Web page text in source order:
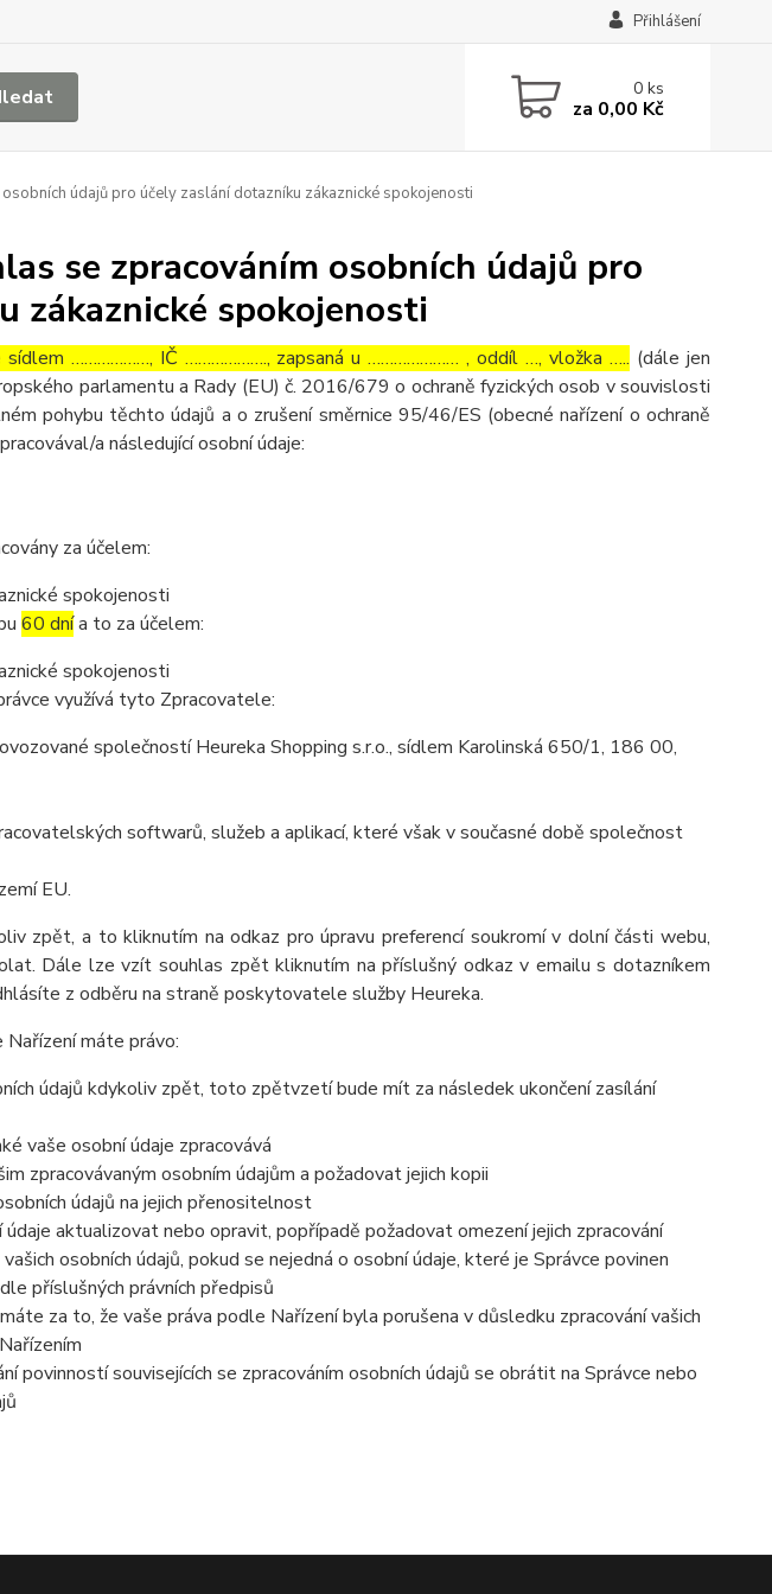
Přihlášení
0ks
za 0,00 Kč
osobních údajů pro účely zaslání dotazníku zákaznické spokojenosti
se zpracováním osobních údajů pro
zákaznické spokojenosti
sídlem ………………, IČ ………………., zapsaná u ………………… , oddíl …, vložka ….. (dále jen
parlamentu a Rady (EU) č. 2016/679 o ochraně fyzických osob v souvislosti
pohybu těchto údajů a o zrušení směrnice 95/46/ES (obecné nařízení o ochraně
a následující osobní údaje:
za účelem:
spokojenosti
60 dnía to za účelem:
spokojenosti
využívá tyto Zpracovatele:
společností Heureka Shopping s.r.o., sídlem Karolinská 650/1, 186 00,
softwarů, služeb a aplikací, které však v současné době společnost
EU.
zpět, a to kliknutím na odkaz pro úpravu preferencí soukromí v dolní části webu,
Dále lze vzít souhlas zpět kliknutím na příslušný odkaz v emailu s dotazníkem
z odběru na straně poskytovatele služby Heureka.
máte právo:
údajů kdykoliv zpět, toto zpětvzetí bude mít za následek ukončení zasílání
vaše osobní údaje zpracovává
zpracovávaným osobním údajům a požadovat jejich kopii
údajů na jejich přenositelnost
aktualizovat nebo opravit, popřípadě požadovat omezení jejich zpracování
osobních údajů, pokud se nejedná o osobní údaje, které je Správce povinen
příslušných právních předpisů
za to, že vaše práva podle Nařízení byla porušena v důsledku zpracování vašich
povinností souvisejících se zpracováním osobních údajů se obrátit na Správce nebo